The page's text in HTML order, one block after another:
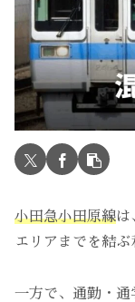
小田急小田原線は
エリアまでを結ぶ
一方で、通勤・通